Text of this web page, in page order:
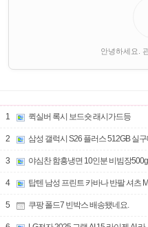
안녕하세요.
1 퀵실버 록시 보드숏 래시가드등
2 삼성 갤럭시 S26 플러스 512GB 실구
3 야심찬 함흥냉면 10인분 비빔장500g
4 탑텐 남성 프린트 카바나 반팔 셔츠
5 쿠팡 폴드7 빈박스 배송됐네요.